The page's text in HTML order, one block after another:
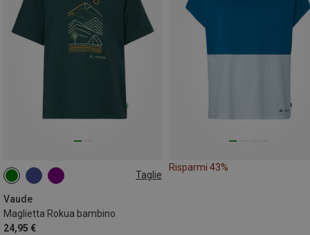
Taglie
Vaude
Maglietta Rokua bambino
24,95 €
104 110|116
134|140
Risparmi 43%